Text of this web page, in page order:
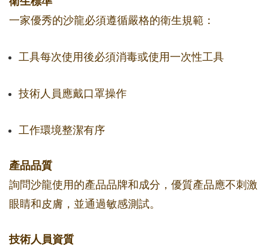
一家優秀的沙龍必須遵循嚴格的衛生規範：
工具每次使用後必須消毒或使用一次性工具
技術人員應戴口罩操作
工作環境整潔有序
產品品質
詢問沙龍使用的產品品牌和成分，優質產品應不刺激
眼睛和皮膚，並通過敏感測試。
技術人員資質